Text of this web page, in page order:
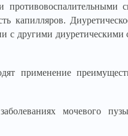
капилляров.
с другими диуретическими
применение
мочевого